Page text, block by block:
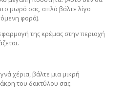
μωρό σας, απλά βάλτε λίγο
φορά).
της κρέμας στην περιοχή
χέρια, βάλτε μια μικρή
του δακτύλου σας.